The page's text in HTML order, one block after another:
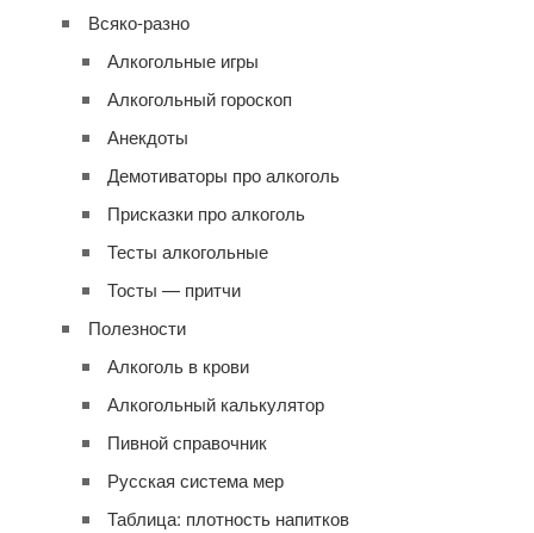
Всяко-разно
Алкогольные игры
Алкогольный гороскоп
Анекдоты
Демотиваторы про алкоголь
Присказки про алкоголь
Тесты алкогольные
Тосты — притчи
Полезности
Алкоголь в крови
Алкогольный калькулятор
Пивной справочник
Русская система мер
Таблица: плотность напитков